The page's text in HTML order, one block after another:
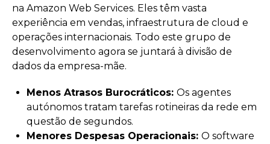
na Amazon Web Services. Eles têm vasta
experiência em vendas, infraestrutura de cloud e
operações internacionais. Todo este grupo de
desenvolvimento agora se juntará à divisão de
dados da empresa-mãe.
Menos Atrasos Burocráticos: Os agentes
autónomos tratam tarefas rotineiras da rede em
questão de segundos.
Menores Despesas Operacionais: O software